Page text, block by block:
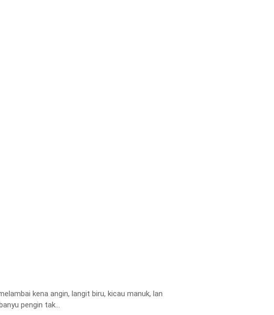
kena angin, langit biru, kicau manuk, lan
aroma alam sing ana angin sepoi lan swara gemericik banyu pengin tak...